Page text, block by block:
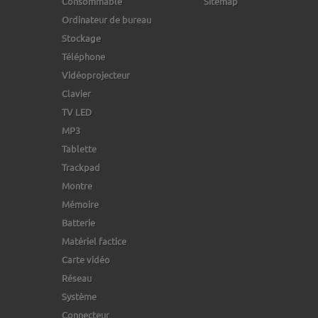
Ordinateur de bureau
Stockage
Téléphone
Vidéoprojecteur
Clavier
TV LED
MP3
Tablette
Trackpad
Montre
Mémoire
Batterie
Matériel factice
Carte vidéo
Réseau
Système
Connecteur